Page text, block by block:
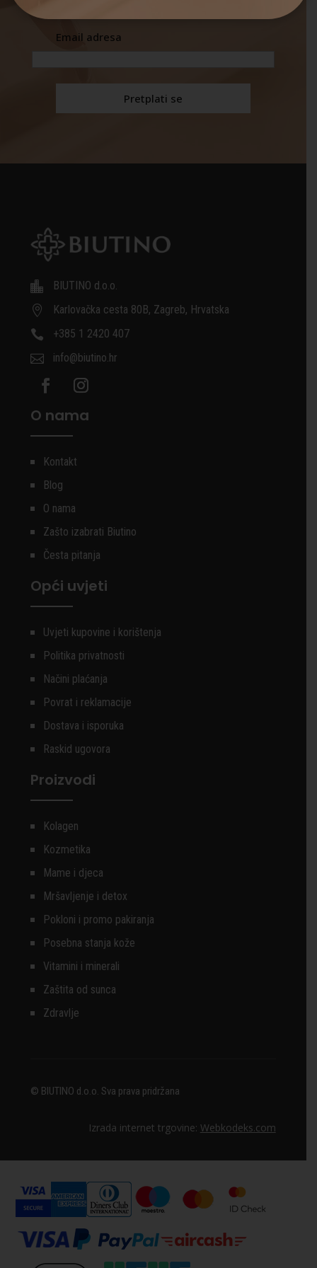
Email adresa

BIUTINO d.o.o.

Karlovačka cesta 80B, Zagreb, Hrvatska

+385 1 2420 407

info@biutino.hr
O nama
Kontakt
Blog
O nama
Zašto izabrati Biutino
Česta pitanja
Opći uvjeti
Uvjeti kupovine i korištenja
Politika privatnosti
Načini plaćanja
Povrat i reklamacije
Dostava i isporuka
Raskid ugovora
Proizvodi
Kolagen
Kozmetika
Mame i djeca
Mršavljenje i detox
Pokloni i promo pakiranja
Posebna stanja kože
Vitamini i minerali
Zaštita od sunca
Zdravlje
© BIUTINO d.o.o. Sva prava pridržana
Izrada internet trgovine: Webkodeks.com